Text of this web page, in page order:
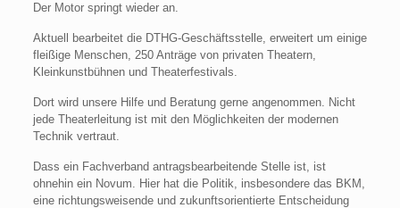
Der Motor springt wieder an.
Aktuell bearbeitet die DTHG-Geschäftsstelle, erweitert um einige
fleißige Menschen, 250 Anträge von privaten Theatern,
Kleinkunstbühnen und Theaterfestivals.
Dort wird unsere Hilfe und Beratung gerne angenommen. Nicht
jede Theaterleitung ist mit den Möglichkeiten der modernen
Technik vertraut.
Dass ein Fachverband antragsbearbeitende Stelle ist, ist
ohnehin ein Novum. Hier hat die Politik, insbesondere das BKM,
eine richtungsweisende und zukunftsorientierte Entscheidung